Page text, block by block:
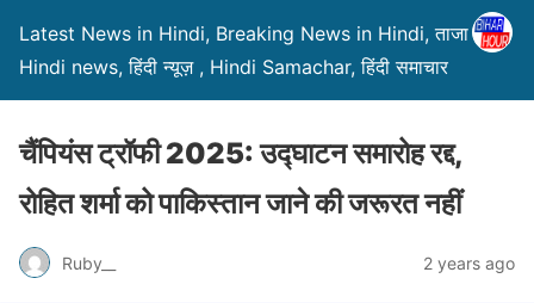
Latest News in Hindi, Breaking News in Hindi, ताजा ख़बरें,
Hindi news, हिंदी न्यूज़ , Hindi Samachar, हिंदी समाचार
चैंपियंस ट्रॉफी 2025: उद्घाटन समारोह रद्द,
रोहित शर्मा को पाकिस्तान जाने की जरूरत नहीं
Ruby__ 2 years ago